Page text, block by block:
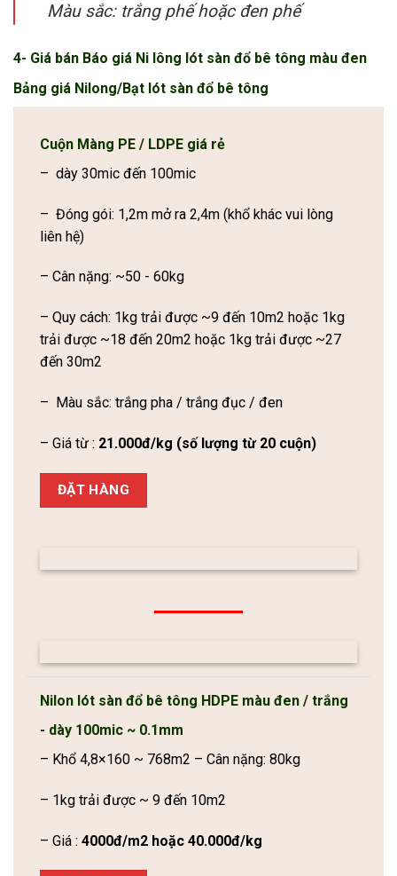
Màu sắc: trắng phế hoặc đen phế
4- Giá bán Báo giá Ni lông lót sàn đổ bê tông màu đen
Bảng giá Nilong/Bạt lót sàn đổ bê tông
Cuộn Màng PE / LDPE giá rẻ
– dày 30mic đến 100mic
– Đóng gói: 1,2m mở ra 2,4m (khổ khác vui lòng
liên hệ)
– Cân nặng: ~50 - 60kg
– Quy cách: 1kg trải được ~9 đến 10m2 hoặc 1kg
trải được ~18 đến 20m2 hoặc 1kg trải được ~27
đến 30m2
– Màu sắc: trắng pha / trắng đục / đen
– Giá từ : 21.000đ/kg (số lượng từ 20 cuộn)
ĐẶT HÀNG
Nilon lót sàn đổ bê tông HDPE màu đen / trắng
- dày 100mic ~ 0.1mm
– Khổ 4,8×160 ~ 768m2 – Cân nặng: 80kg
– 1kg trải được ~ 9 đến 10m2
– Giá : 4000đ/m2 hoặc 40.000đ/kg